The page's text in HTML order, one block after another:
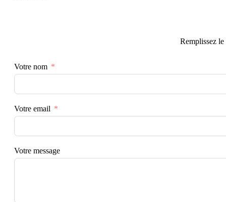
Remplissez
Votre nom
Votre email
Votre message